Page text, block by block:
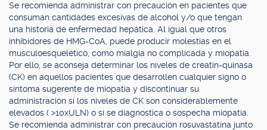
Se recomienda administrar con precaución en pacientes que
consuman cantidades excesivas de alcohol y/o que tengan
una historia de enfermedad hepática. Al igual que otros
inhibidores de HMG-CoA, puede producir molestias en el
musculoesquelético, como mialgia no complicada y miopatía.
Por ello, se aconseja determinar los niveles de creatin-quinasa
(CK) en aquellos pacientes que desarrollen cualquier signo o
síntoma sugerente de miopatía y discontinuar su
administración si los niveles de CK son considerablemente
elevados ( >10xULN) o si se diagnostica o sospecha miopatía.
Se recomienda administrar con precaución rosuvastatina junto